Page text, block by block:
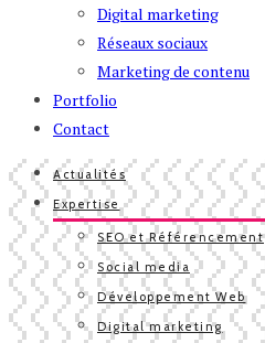
Digital marketing
Réseaux sociaux
Marketing de contenu
Portfolio
Contact
Actualités
Expertise
SEO et Référencement
Social media
Développement Web
Digital marketing